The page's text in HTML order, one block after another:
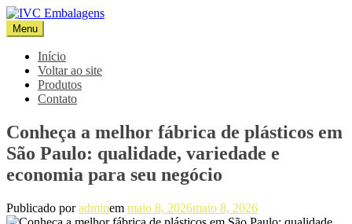
Pular
para
o
conteúdo
IVC Embalagens
Blog IVC
Menu
Início
Voltar ao site
Produtos
Contato
Conheça a melhor fábrica de plásticos em
São Paulo: qualidade, variedade e
economia para seu negócio
Publicado poradminem maio 8, 2026maio 8, 2026